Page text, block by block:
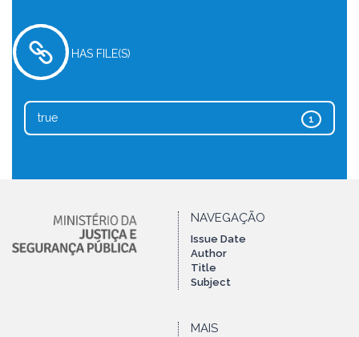
HAS FILE(S)
1
true
NAVEGAÇÃO
Issue Date
Author
Title
Subject
MAIS